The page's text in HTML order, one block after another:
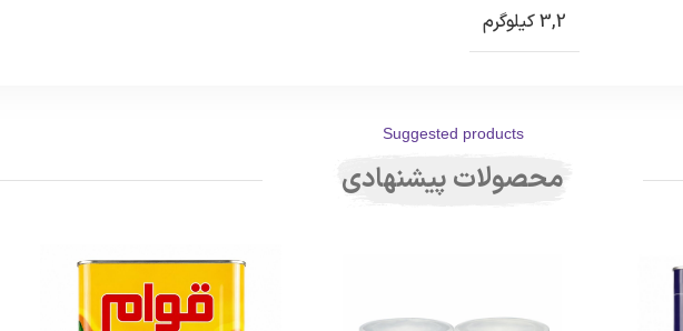
3,2 کیلوگرم
Suggested products
محصولات پیشنهادی